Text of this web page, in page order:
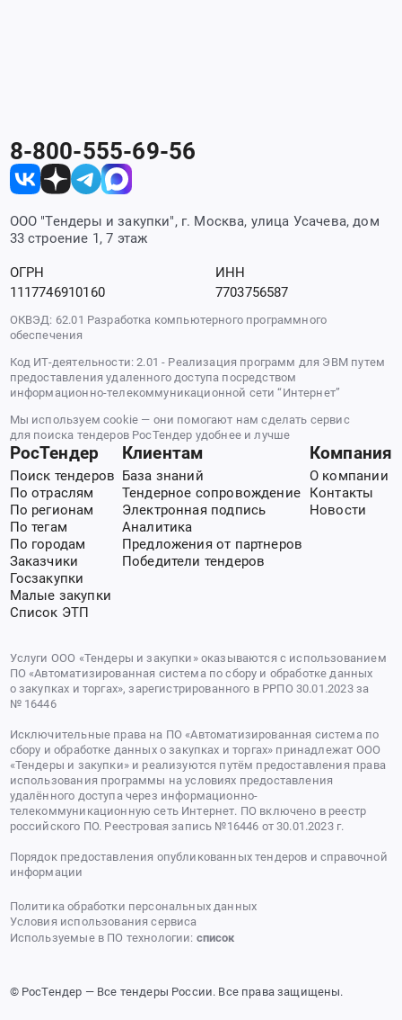
8-800-555-69-56
ООО "Тендеры и закупки", г. Москва, улица Усачева, дом
33 строение 1, 7 этаж
ОГРН
1117746910160
ИНН
7703756587
ОКВЭД: 62.01 Разработка компьютерного программного
обеспечения
Код ИТ-деятельности: 2.01 - Реализация программ для ЭВМ путем
предоставления удаленного доступа посредством
информационно-телекоммуникационной сети “Интернет”
Мы используем cookie — они помогают нам сделать сервис
для поиска тендеров РосТендер удобнее и лучше
РосТендер
Поиск тендеров
По отраслям
По регионам
По тегам
По городам
Заказчики
Госзакупки
Малые закупки
Список ЭТП
Клиентам
База знаний
Тендерное сопровождение
Электронная подпись
Аналитика
Предложения от партнеров
Победители тендеров
Компания
О компании
Контакты
Новости
Услуги ООО «Тендеры и закупки» оказываются с использованием
ПО «Автоматизированная система по сбору и обработке данных
о закупках и торгах», зарегистрированного в РРПО 30.01.2023 за
№ 16446
Исключительные права на ПО «Автоматизированная система по
сбору и обработке данных о закупках и торгах» принадлежат ООО
«Тендеры и закупки» и реализуются путём предоставления права
использования программы на условиях предоставления
удалённого доступа через информационно-
телекоммуникационную сеть Интернет. ПО включено в реестр
российского ПО. Реестровая запись №16446 от 30.01.2023 г.
Порядок предоставления опубликованных тендеров и справочной
информации
Политика обработки персональных данных
Условия использования сервиса
Используемые в ПО технологии: список
© РосТендер — Все тендеры России. Все права защищены.